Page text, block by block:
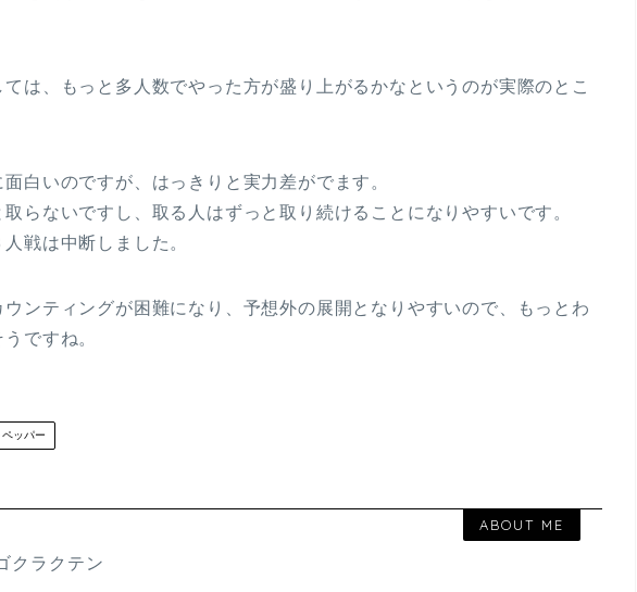
は、もっと多人数でやった方が盛り上がるかなというのが実際のとこ
白いのですが、はっきりと実力差がでます。
らないですし、取る人はずっと取り続けることになりやすいです。
戦は中断しました。
ウンティングが困難になり、予想外の展開となりやすいので、もっとわ
ですね。
ペッパー
ABOUT ME
クラクテン